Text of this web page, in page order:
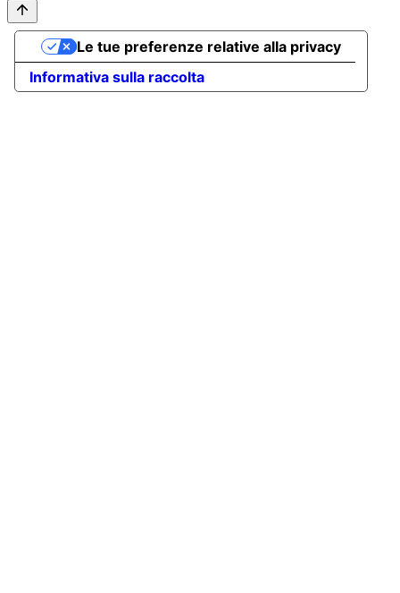
Informativa sulla raccolta
Le tue preferenze relative alla privacy